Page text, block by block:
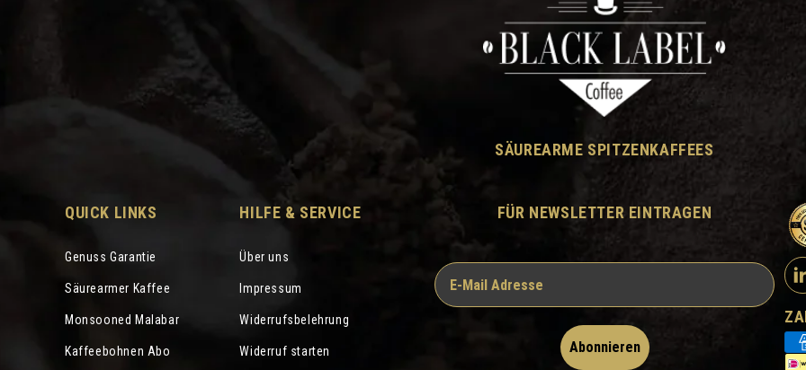
SÄUREARME SPITZENKAFFEES
QUICK LINKS
Genuss Garantie
Säurearmer Kaffee
Monsooned Malabar
Kaffeebohnen Abo
HILFE & SERVICE
Über uns
Impressum
Widerrufsbelehrung
Widerruf starten
FÜR NEWSLETTER EINTRAGEN
Abonnieren